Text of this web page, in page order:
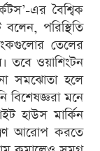
এর বৈশ্বিক
পরিস্থিতি
তেলের
তবে ওয়াশিংটন
সমঝোতা হলে
বিশেষজ্ঞরা মনে
হাউস মার্কিন
আরোপ করতে